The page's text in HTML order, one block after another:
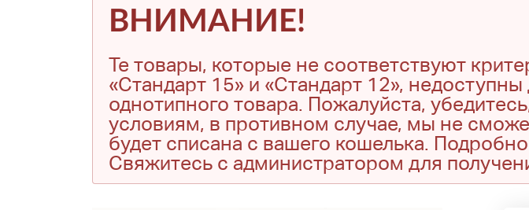
ВНИМАНИЕ!
Те товары, которые не соответствуют
«Стандарт 15» и «Стандарт 12»,
однотипного товара. Пожалуйста,
условиям, в противном случае, мы не
будет списана с вашего кошелька.
Свяжитесь с администратором для